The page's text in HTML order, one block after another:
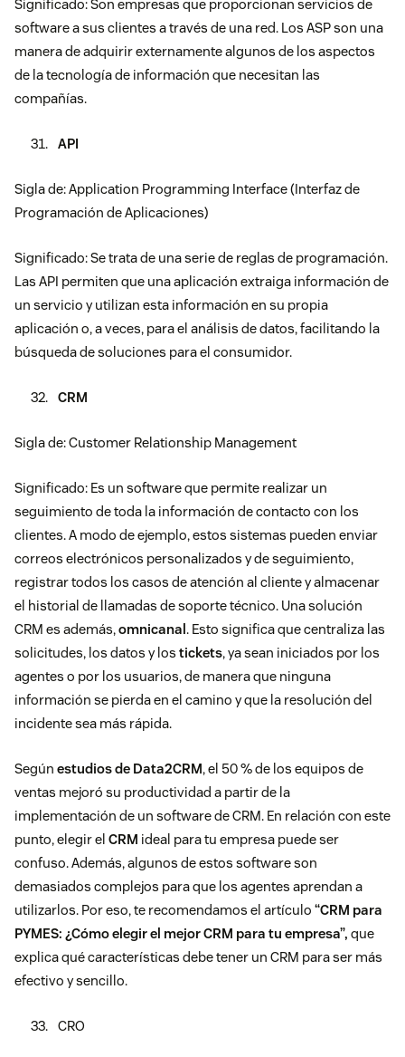
Significado: Son empresas que proporcionan servicios de
software a sus clientes a través de una red. Los ASP son una
manera de adquirir externamente algunos de los aspectos
de la tecnología de información que necesitan las
compañías.
API
Sigla de: Application Programming Interface (Interfaz de
Programación de Aplicaciones)
Significado: Se trata de una serie de reglas de programación.
Las API permiten que una aplicación extraiga información de
un servicio y utilizan esta información en su propia
aplicación o, a veces, para el análisis de datos, facilitando la
búsqueda de soluciones para el consumidor.
CRM
Sigla de: Customer Relationship Management
Significado: Es un software que permite realizar un
seguimiento de toda la información de contacto con los
clientes. A modo de ejemplo, estos sistemas pueden enviar
correos electrónicos personalizados y de seguimiento,
registrar todos los casos de atención al cliente y almacenar
el historial de llamadas de soporte técnico. Una solución
CRM es además,omnicanal . Esto significa que centraliza las
solicitudes, los datos y los tickets, ya sean iniciados por los
agentes o por los usuarios, de manera que ninguna
información se pierda en el camino y que la resolución del
incidente sea más rápida.
Según estudios de Data2CRM, el 50 % de los equipos de
ventas mejoró su productividad a partir de la
implementación de un software de CRM. En relación con este
punto, elegir el CRM ideal para tu empresa puede ser
confuso. Además, algunos de estos software son
demasiados complejos para que los agentes aprendan a
utilizarlos. Por eso, te recomendamos el artículo “CRM para
PYMES: ¿Cómo elegir el mejor CRM para tu empresa”, que
explica qué características debe tener un CRM para ser más
efectivo y sencillo.
CRO